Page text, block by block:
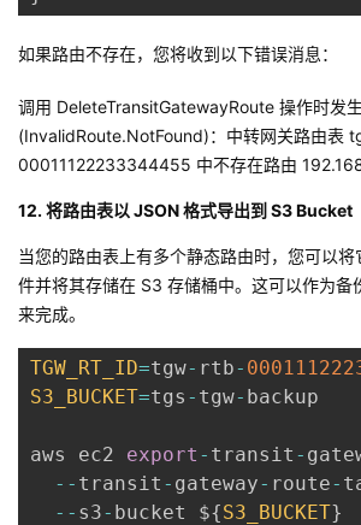
如果路由不存在，您将收到以下错误消息：
调用 DeleteTransitGatewayRoute 操作时发
(InvalidRoute.NotFound)：中转网关路由表
00011122233344455 中不存在路由
12. 将路由表以 JSON 格式导出到 S3 Bucket
当您的路由表上有多个静态路由时，您可以
件并将其存储在 S3 存储桶中。这可以作为备
来完成。
TGW_RT_ID=tgw- rtb-
S3_BUCKET=tgs - tgw- backup
aws ec2 export - transit -
-- transit - gateway- route-
-- s3- bucket ${S3_BUCKET}